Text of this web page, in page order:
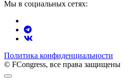
Мы в социальных сетях:
Политика конфиденциальности
© FCongress, все права защищены